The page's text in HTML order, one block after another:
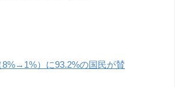
）に93.2%の国民が賛